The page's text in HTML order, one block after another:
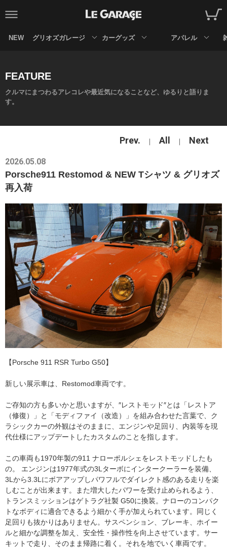
NEW グリオズガレージ カーグッズ アパレル
FEATURE
クルマにまつわるアレコレや最近気になることなど、ゆるりと語りま
す。
Prev. All Next
2026.05.08
Porsche911 Restomod & NEW Tシャツ & グリオズ
再入荷
【Porsche 911 RSR Turbo G50】
新しい展示車は、Restomod車両です。
ご存知の方も多いかと思いますが、″レストモッド″とは「レストア
（修復）」と「モディファイ（改造）」を組み合わせた言葉で、ク
ラシックカーの外観はそのままに、エンジンや足回り、内装等を現
代仕様にアップデートしたカスタムのことを指します。
この車両も1970年製の911 ナローポルシェをレストモッドしたも
の。 エンジンは1977年式の3Lターボにインタークーラーを装備、
3Lから3.3Lにボアアップしパワフルでダイレクト感のある走りを楽
しむことが出来ます。また増大したパワーを受け止められるよう、
トランスミッションはゲトラグ社製 G50に換装。ナローのコンパク
トなボディに適合できるよう細かく手が加えられています。同じく
足回りも抜かりはありません。サスペンション、ブレーキ、ホイー
ルと細かな調整を加え、安全性・操作性を向上させています。サー
キットで走り、そのまま帰路に着く。それを地でいく車両です。